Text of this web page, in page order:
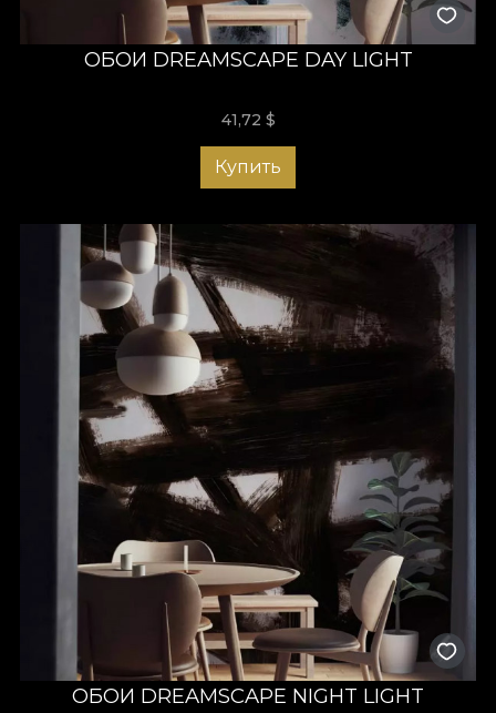
ОБОИ DREAMSCAPE DAY LIGHT
41,72 $
Купить
ОБОИ DREAMSCAPE NIGHT LIGHT